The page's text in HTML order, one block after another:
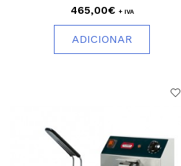
465,00€ + IVA
ADICIONAR